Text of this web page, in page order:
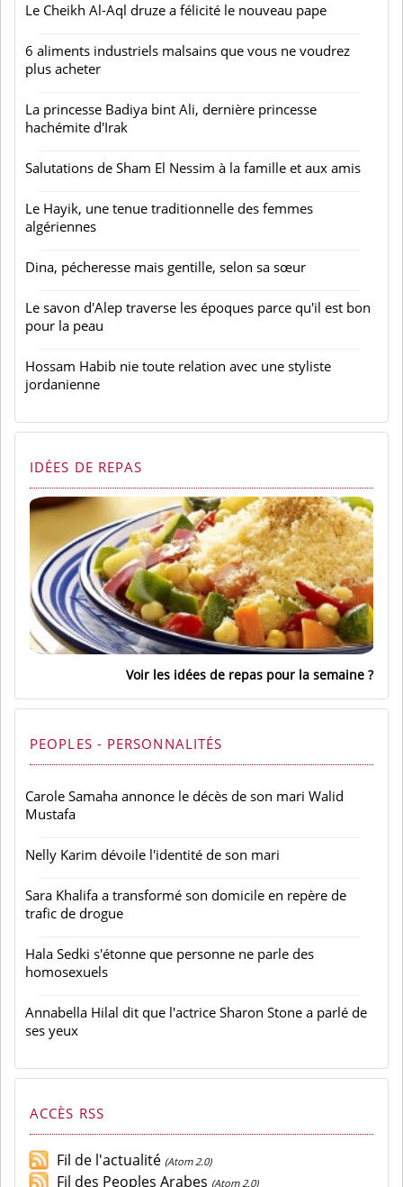
Le Cheikh Al-Aql druze a félicité le nouveau pape
6 aliments industriels malsains que vous ne voudrez
plus acheter
La princesse Badiya bint Ali, dernière princesse
hachémite d'Irak
Salutations de Sham El Nessim à la famille et aux amis
Le Hayik, une tenue traditionnelle des femmes
algériennes
Dina, pécheresse mais gentille, selon sa sœur
Le savon d'Alep traverse les époques parce qu'il est bon
pour la peau
Hossam Habib nie toute relation avec une styliste
jordanienne
IDÉES DE REPAS
Voir les idées de repas pour la semaine
PEOPLES - PERSONNALITÉS
Carole Samaha annonce le décès de son mari Walid
Mustafa
Nelly Karim dévoile l'identité de son mari
Sara Khalifa a transformé son domicile en repère de
trafic de drogue
Hala Sedki s'étonne que personne ne parle des
homosexuels
Annabella Hilal dit que l'actrice Sharon Stone a parlé de
ses yeux
ACCÈS RSS
Fil de l'actualité (Atom 2.0)
Fil des Peoples Arabes (Atom 2.0)